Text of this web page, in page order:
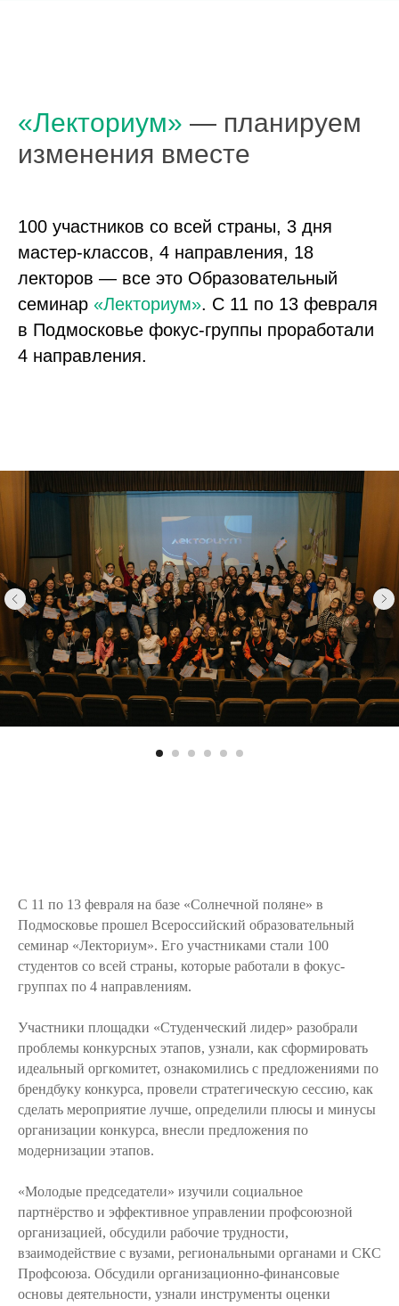
«Лекториум» — планируем
изменения вместе
100 участников со всей страны, 3 дня
мастер-классов, 4 направления, 18
лекторов — все это Образовательный
семинар «Лекториум». С 11 по 13 февраля
в Подмосковье фокус-группы проработали
4 направления.
С 11 по 13 февраля на базе «Солнечной поляне» в
Подмосковье прошел Всероссийский образовательный
семинар «Лекториум». Его участниками стали 100
студентов со всей страны, которые работали в фокус-
группах по 4 направлениям.
Участники площадки «Студенческий лидер» разобрали
проблемы конкурсных этапов, узнали, как сформировать
идеальный оргкомитет, ознакомились с предложениями по
брендбуку конкурса, провели стратегическую сессию, как
сделать мероприятие лучше, определили плюсы и минусы
организации конкурса, внесли предложения по
модернизации этапов.
«Молодые председатели» изучили социальное
партнёрство и эффективное управлении профсоюзной
организацией, обсудили рабочие трудности,
взаимодействие с вузами, региональными органами и СКС
Профсоюза. Обсудили организационно-финансовые
основы деятельности, узнали инструменты оценки